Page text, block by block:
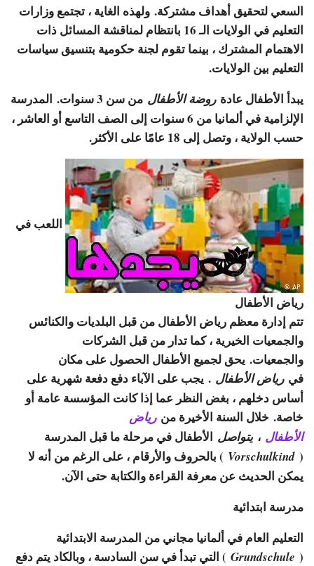
السعي لتحقيق أهداف مشتركة. ولهذه الغاية ، تجتمع وزارات
التعليم في الولايات الـ 16 بانتظام لمناقشة المسائل ذات
الاهتمام المشترك ، بينما تقوم لجنة حكومية بتنسيق سياسات
التعليم بين الولايات.
يبدأ الأطفال عادةروضة الأطفال
من سن 3 سنوات. المدرسة
الإلزامية في ألمانيا من 6 سنوات إلى الصف التاسع أو العاشر ،
حسب الولاية ، وتصل إلى 18 عامًا على الأكثر.
اللعب في
رياض الأطفال
تتم إدارة معظم رياض الأطفال من قبل البلديات والكنائس
والجمعيات الخيرية ، كما تدار من قبل الشركات
والجمعيات. يحق لجميع الأطفال الحصول على مكان
فيرياض الأطفال . يجب على الآباء دفع دفعة شهرية على
أساس دخلهم ، بغض النظر عما إذا كانت المؤسسة عامة أو
خاصة. خلال السنة الأخيرة منرياض
الأطفال ،يتواصل الأطفال في مرحلة ما قبل المدرسة
(
Vorschulkind ) بالحروف والأرقام ، على الرغم من أنه لا
يمكن الحديث عن معرفة القراءة والكتابة حتى الآن.
مدرسة ابتدائية
التعليم العام في ألمانيا مجاني من المدرسة الابتدائية
(
Grundschule ) التي تبدأ في سن السادسة ، وبالكاد يتم دفع